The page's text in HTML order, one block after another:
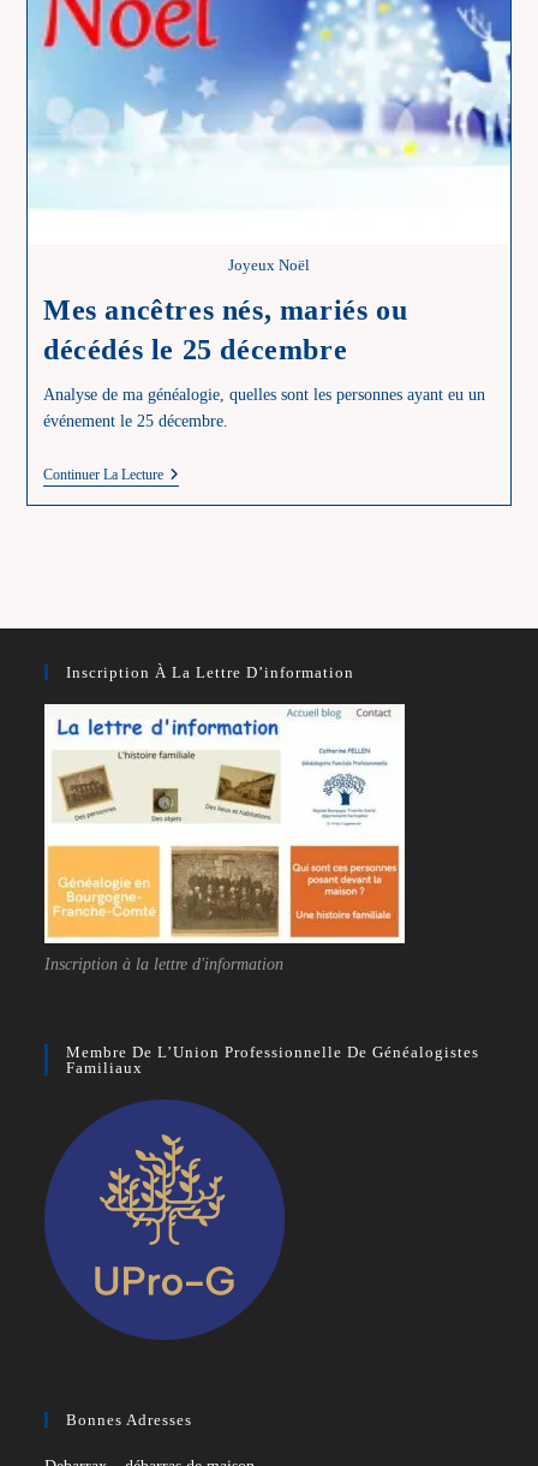
Joyeux Noël
Mes ancêtres nés, mariés ou
décédés le 25 décembre
Analyse de ma généalogie, quelles sont les personnes ayant eu un
événement le 25 décembre.
Continuer La LectureMes
Décembre
Inscription À La Lettre D’information
Inscription à la lettre d'information
Membre De L’Union Professionnelle De Généalogistes
Familiaux
Bonnes Adresses